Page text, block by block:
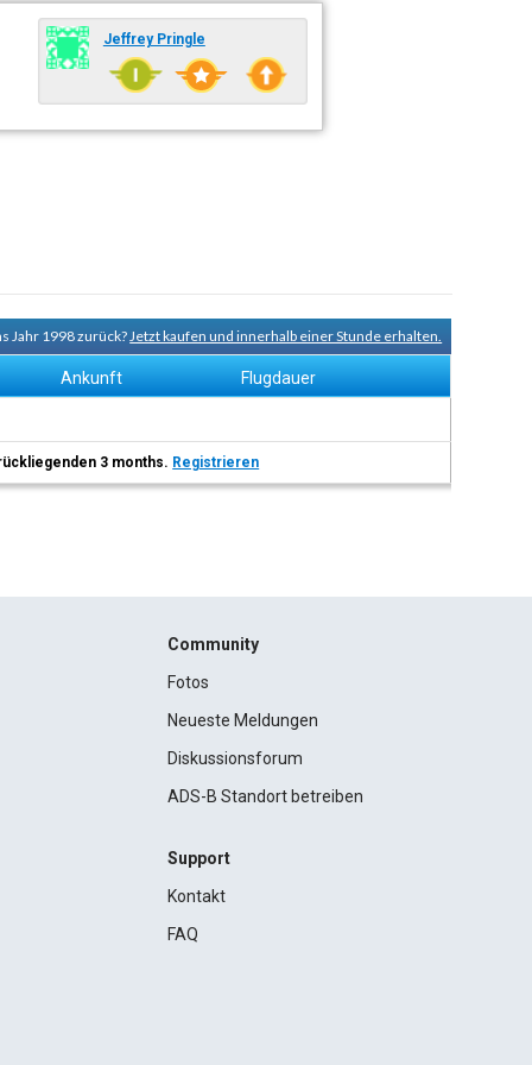
Jeffrey Pringle
Jahr 1998 zurück?Jetzt kaufen und innerhalb einer Stunde erhalten.
Ankunft Flugdauer
3 months. Registrieren
Community
Fotos
Neueste Meldungen
Diskussionsforum
ADS-B Standort betreiben
Support
Kontakt
FAQ